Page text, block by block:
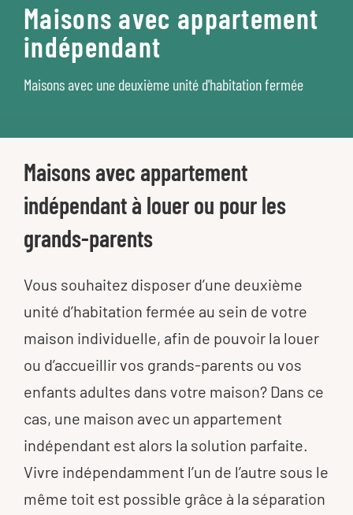
Maisons avec appartement
indépendant
Maisons avec une deuxième unité d'habitation fermée
Maisons avec appartement
indépendant à louer ou pour les
grands-parents
Vous souhaitez disposer d’une deuxième
unité d’habitation fermée au sein de votre
maison individuelle, afin de pouvoir la louer
ou d’accueillir vos grands-parents ou vos
enfants adultes dans votre maison? Dans ce
cas, une maison avec un appartement
indépendant est alors la solution parfaite.
Vivre indépendamment l’un de l’autre sous le
même toit est possible grâce à la séparation